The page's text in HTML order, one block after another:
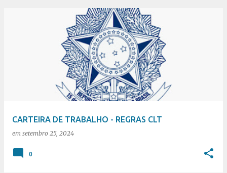
CARTEIRA DE TRABALHO - REGRAS CLT
em setembro 25, 2024
0